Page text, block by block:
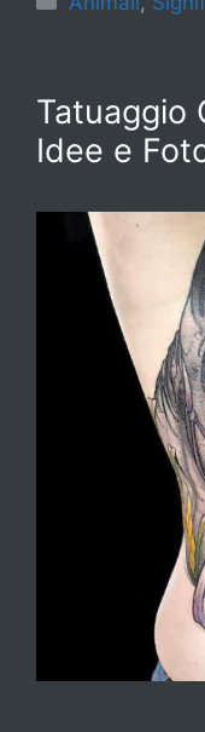
Tatuaggio
Idee e